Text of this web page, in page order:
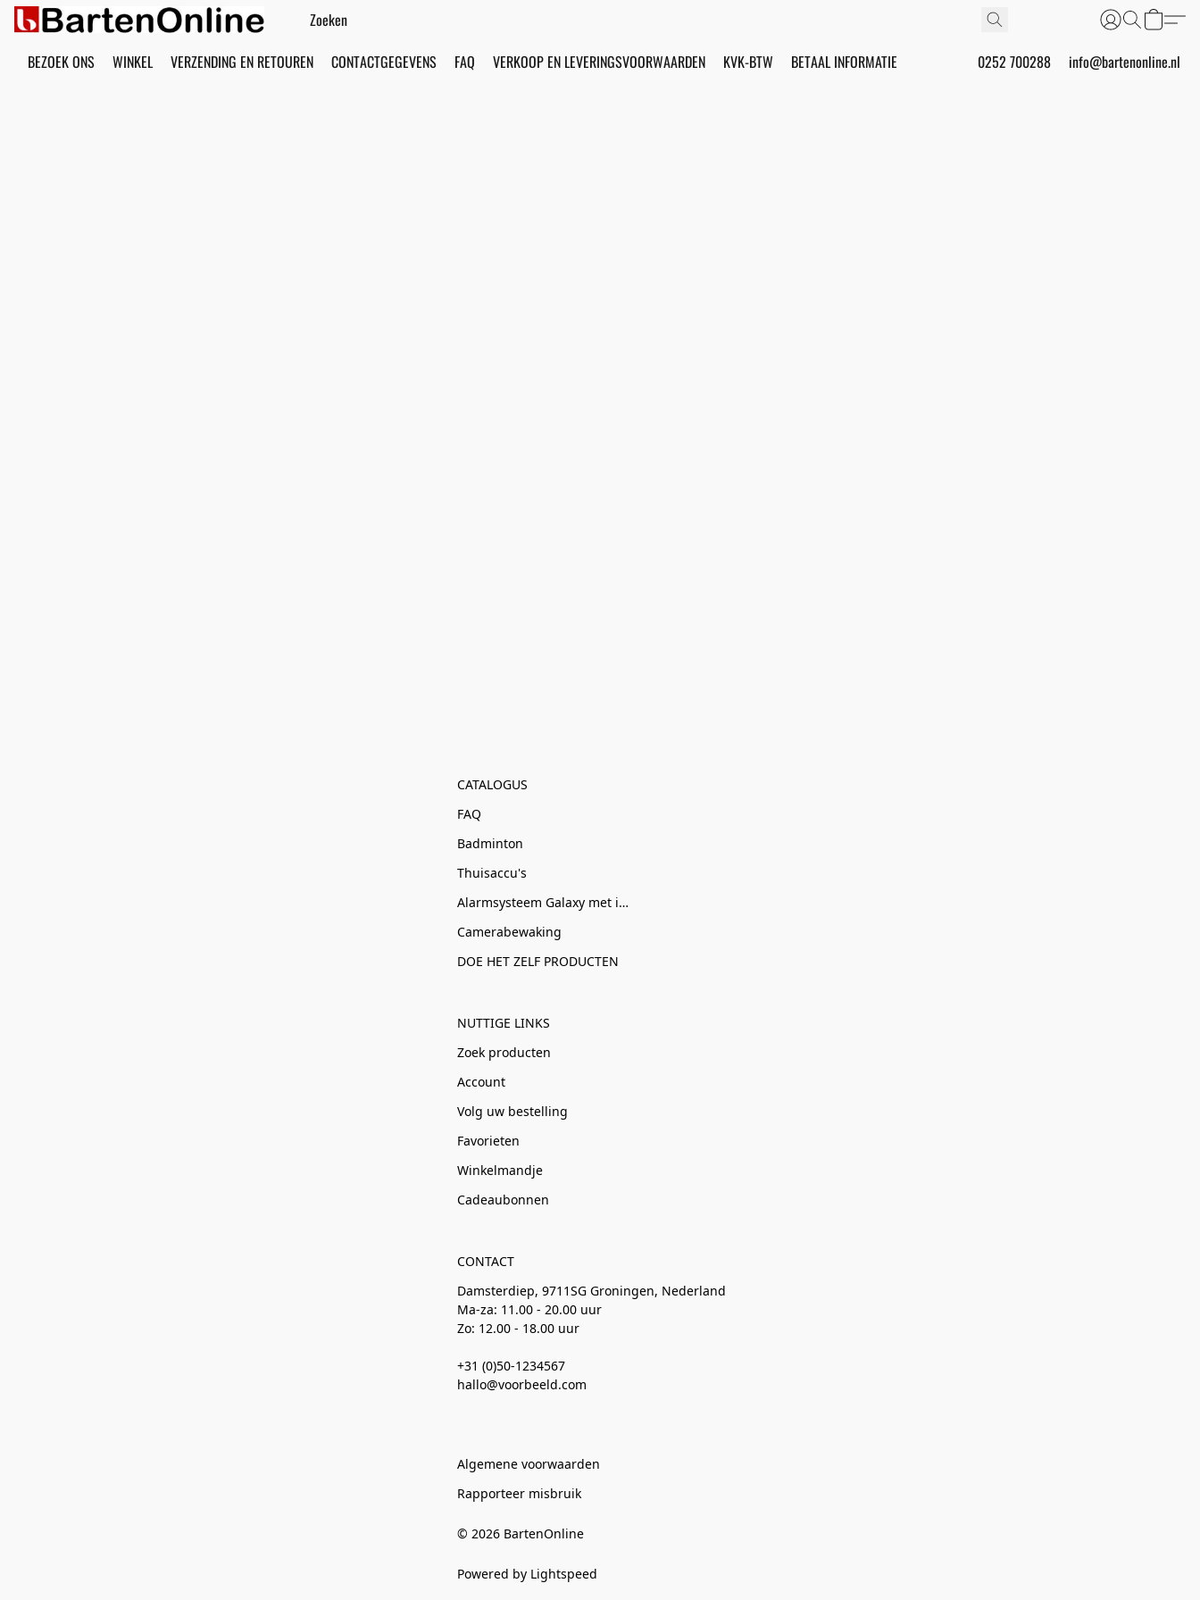
BEZOEK ONS WINKEL VERZENDING EN RETOUREN CONTACTGEGEVENS FAQ VERKOOP EN LEVERINGSVOORWAARDEN KVK-BTW BETAAL INFORMATIE 0252 700288 info@bartenonline.nl
CATALOGUS
FAQ
Badminton
Thuisaccu's
Alarmsysteem Galaxy met installatie
Camerabewaking
DOE HET ZELF PRODUCTEN
NUTTIGE LINKS
Zoek producten
Account
Volg uw bestelling
Favorieten
Winkelmandje
Cadeaubonnen
CONTACT
Damsterdiep, 9711SG Groningen, Nederland
Ma-za: 11.00 - 20.00 uur
Zo: 12.00 - 18.00 uur
+31 (0)50-1234567
hallo@voorbeeld.com
Algemene voorwaarden
Rapporteer misbruik
© 2026 BartenOnline
Powered by Lightspeed